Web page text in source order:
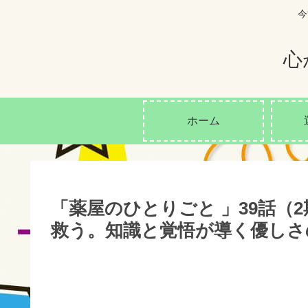
心
ホーム
「薬屋のひとりごと 」39話（
救う。知識と覚悟が導く優し